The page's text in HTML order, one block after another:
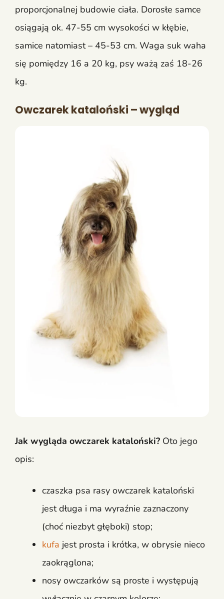
proporcjonalnej budowie ciała. Dorosłe samce
osiągają ok. 47-55 cm wysokości w kłębie,
samice natomiast – 45-53 cm. Waga suk waha
się pomiędzy 16 a 20 kg, psy ważą zaś 18-26
kg.
Owczarek kataloński – wygląd
Jak wygląda owczarek kataloński? Oto jego
opis:
czaszka psa rasy owczarek kataloński
jest długa i ma wyraźnie zaznaczony
(choć niezbyt głęboki) stop;
kufa jest prosta i krótka, w obrysie nieco
zaokrąglona;
nosy owczarków są proste i występują